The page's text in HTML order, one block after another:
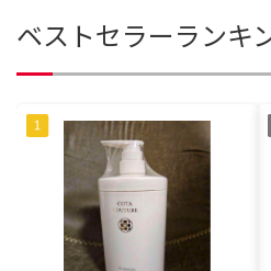
ベストセラーランキ